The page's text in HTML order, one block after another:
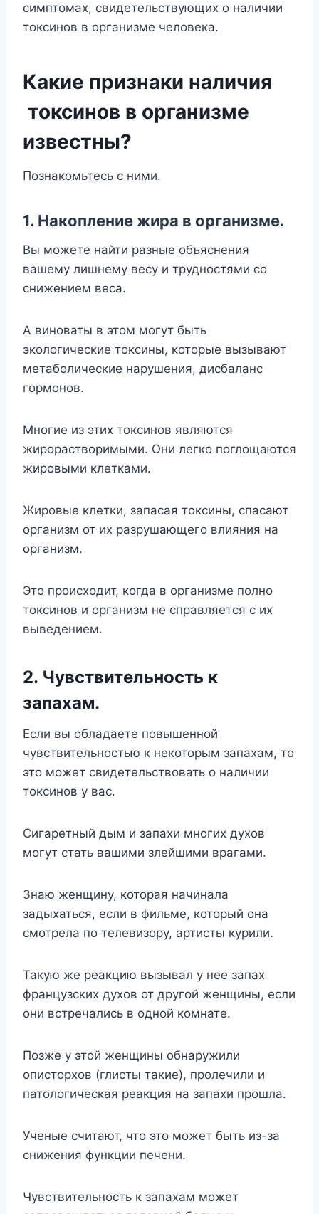
симптомах, свидетельствующих о наличии
токсинов в организме человека.
Какие признаки наличия
токсинов в организме
известны?
Познакомьтесь с ними.
1. Накопление жира в организме.
Вы можете найти разные объяснения
вашему лишнему весу и трудностями со
снижением веса.
А виноваты в этом могут быть
экологические токсины, которые вызывают
метаболические нарушения, дисбаланс
гормонов.
Многие из этих токсинов являются
жирорастворимыми. Они легко поглощаются
жировыми клетками.
Жировые клетки, запасая токсины, спасают
организм от их разрушающего влияния на
организм.
Это происходит, когда в организме полно
токсинов и организм не справляется с их
выведением.
2. Чувствительность к
запахам.
Если вы обладаете повышенной
чувствительностью к некоторым запахам, то
это может свидетельствовать о наличии
токсинов у вас.
Сигаретный дым и запахи многих духов
могут стать вашими злейшими врагами.
Знаю женщину, которая начинала
задыхаться, если в фильме, который она
смотрела по телевизору, артисты курили.
Такую же реакцию вызывал у нее запах
французских духов от другой женщины, если
они встречались в одной комнате.
Позже у этой женщины обнаружили
описторхов (глисты такие), пролечили и
патологическая реакция на запахи прошла.
Ученые считают, что это может быть из-за
снижения функции печени.
Чувствительность к запахам может